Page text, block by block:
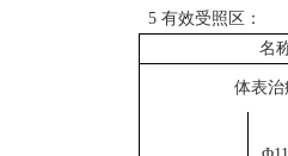
5 有效受照区：
名
体表